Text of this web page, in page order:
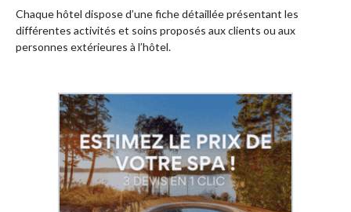
Chaque hôtel dispose d’une fiche détaillée présentant les
différentes activités et soins proposés aux clients ou aux
personnes extérieures à l’hôtel.